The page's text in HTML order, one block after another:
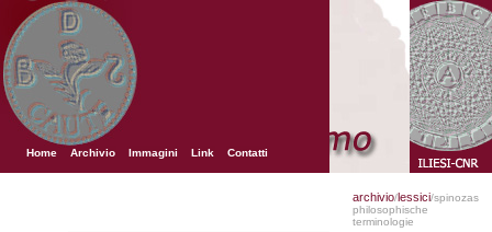
Home Archivio Immagini Link Contatti
archivio/lessici/spinozas
philosophische
terminologie